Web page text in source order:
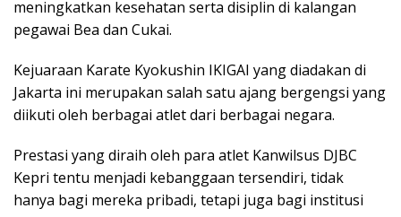
meningkatkan kesehatan serta disiplin di kalangan
pegawai Bea dan Cukai.
Kejuaraan Karate Kyokushin IKIGAI yang diadakan di
Jakarta ini merupakan salah satu ajang bergengsi yang
diikuti oleh berbagai atlet dari berbagai negara.
Prestasi yang diraih oleh para atlet Kanwilsus DJBC
Kepri tentu menjadi kebanggaan tersendiri, tidak
hanya bagi mereka pribadi, tetapi juga bagi institusi